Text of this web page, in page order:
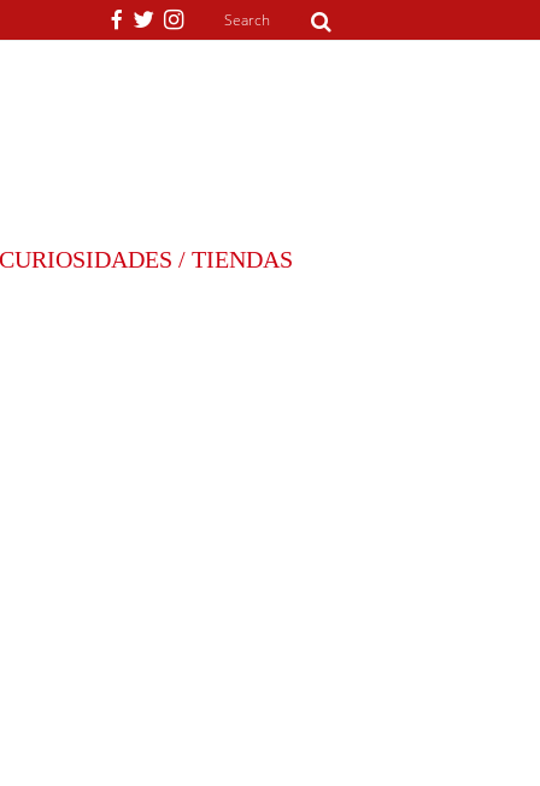
CURIOSIDADES / TIENDAS